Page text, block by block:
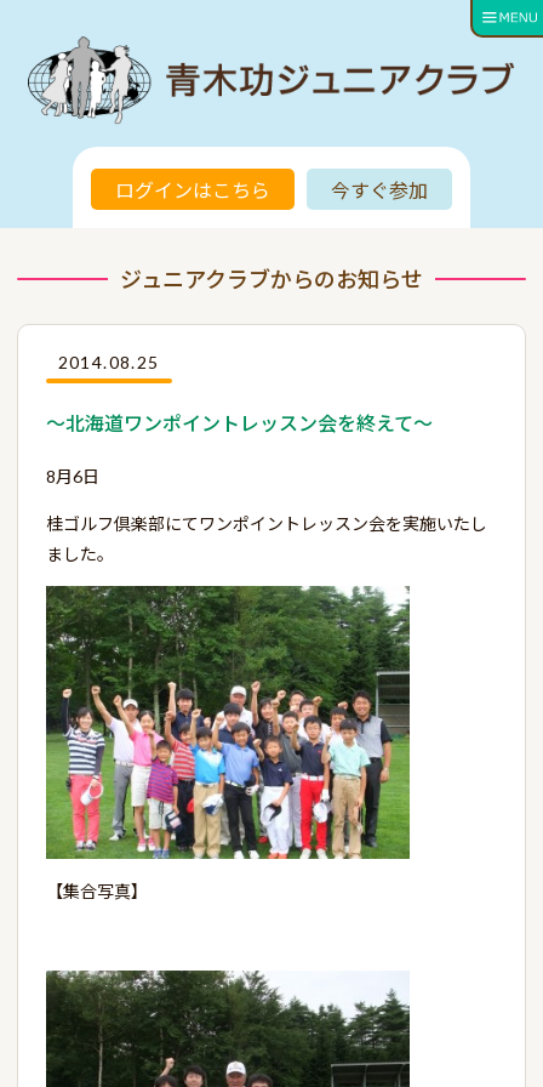
ログインはこちら 今すぐ参加
ジュニアクラブからのお知らせ
2014.08.25
～北海道ワンポイントレッスン会を終えて～
8月6日
桂ゴルフ倶楽部にてワンポイントレッスン会を実施いたし
ました。
【集合写真】